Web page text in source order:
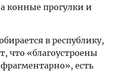
конные прогулки и
в республику,
что «благоустроены
есть